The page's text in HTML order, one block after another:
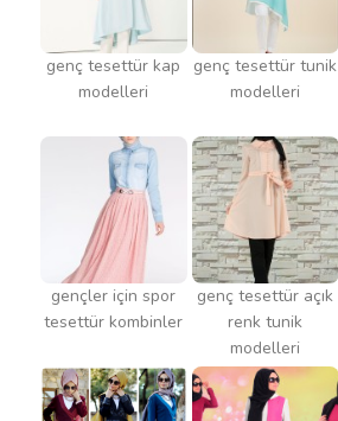
genç tesettür kap
modelleri
genç tesettür tunik
modelleri
gençler için spor
tesettür kombinler
genç tesettür açık
renk tunik
modelleri